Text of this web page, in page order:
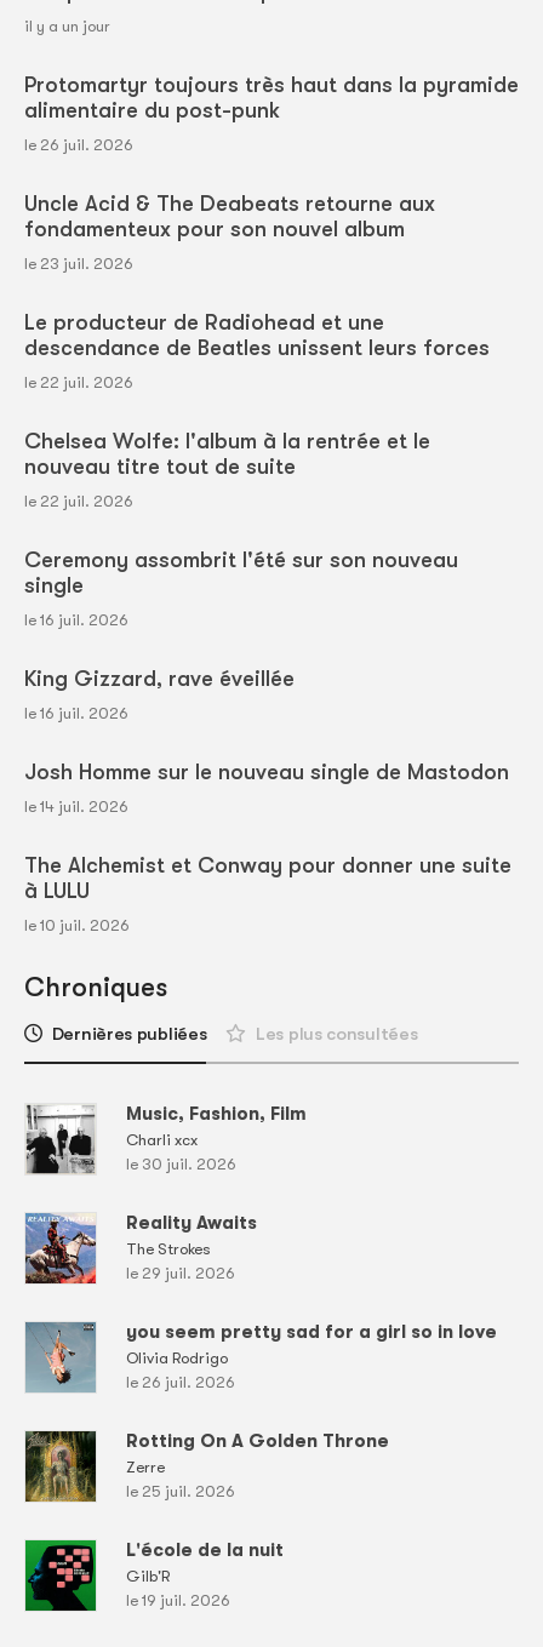
il y a un jour
Protomartyr toujours très haut dans la pyramide
alimentaire du post-punk
le 26 juil. 2026
Uncle Acid & The Deabeats retourne aux
fondamenteux pour son nouvel album
le 23 juil. 2026
Le producteur de Radiohead et une
descendance de Beatles unissent leurs forces
le 22 juil. 2026
Chelsea Wolfe: l'album à la rentrée et le
nouveau titre tout de suite
le 22 juil. 2026
Ceremony assombrit l'été sur son nouveau
single
le 16 juil. 2026
King Gizzard, rave éveillée
le 16 juil. 2026
Josh Homme sur le nouveau single de Mastodon
le 14 juil. 2026
The Alchemist et Conway pour donner une suite
à LULU
le 10 juil. 2026
Chroniques
Dernières publiées Les plus consultées
Music, Fashion, Film
Charli xcx
le 30 juil. 2026
Reality Awaits
The Strokes
le 29 juil. 2026
you seem pretty sad for a girl so in love
Olivia Rodrigo
le 26 juil. 2026
Rotting On A Golden Throne
Zerre
le 25 juil. 2026
L'école de la nuit
Gilb'R
le 19 juil. 2026